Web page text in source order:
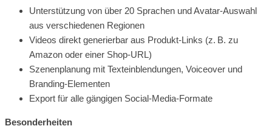
Unterstützung von über 20 Sprachen und Avatar-Auswahl
aus verschiedenen Regionen
Videos direkt generierbar aus Produkt-Links (z. B. zu
Amazon oder einer Shop-URL)
Szenenplanung mit Texteinblendungen, Voiceover und
Branding-Elementen
Export für alle gängigen Social-Media-Formate
Besonderheiten